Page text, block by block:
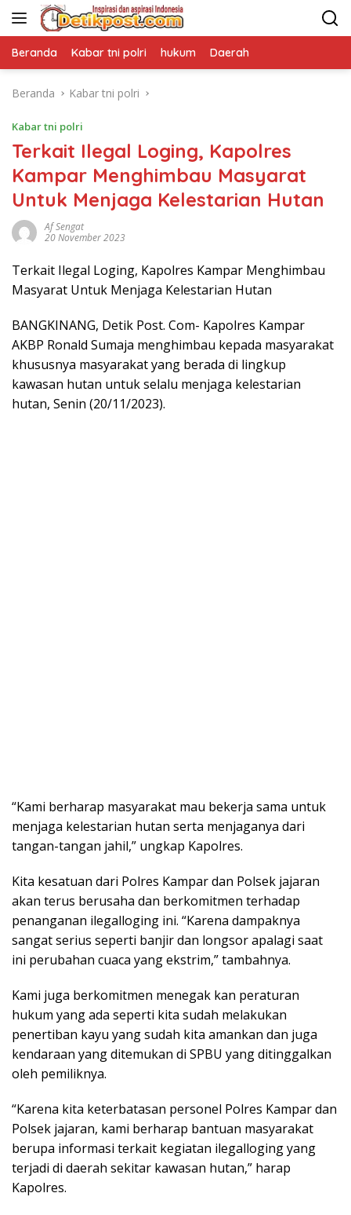
Langsung
Beranda Kabar tni polri hukum Daerah
Beranda Kabar tni polri
Kabar tni polri
Terkait Ilegal Loging, Kapolres
Kampar Menghimbau Masyarat
Untuk Menjaga Kelestarian Hutan
Af Sengat
20 November 2023
Terkait Ilegal Loging, Kapolres Kampar Menghimbau
Masyarat Untuk Menjaga Kelestarian Hutan
BANGKINANG, Detik Post. Com- Kapolres Kampar
AKBP Ronald Sumaja menghimbau kepada masyarakat
khususnya masyarakat yang berada di lingkup
kawasan hutan untuk selalu menjaga kelestarian
hutan, Senin (20/11/2023).
“Kami berharap masyarakat mau bekerja sama untuk
menjaga kelestarian hutan serta menjaganya dari
tangan-tangan jahil,” ungkap Kapolres.
Kita kesatuan dari Polres Kampar dan Polsek jajaran
akan terus berusaha dan berkomitmen terhadap
penanganan ilegalloging ini. “Karena dampaknya
sangat serius seperti banjir dan longsor apalagi saat
ini perubahan cuaca yang ekstrim,” tambahnya.
Kami juga berkomitmen menegak kan peraturan
hukum yang ada seperti kita sudah melakukan
penertiban kayu yang sudah kita amankan dan juga
kendaraan yang ditemukan di SPBU yang ditinggalkan
oleh pemiliknya.
“Karena kita keterbatasan personel Polres Kampar dan
Polsek jajaran, kami berharap bantuan masyarakat
berupa informasi terkait kegiatan ilegalloging yang
terjadi di daerah sekitar kawasan hutan,” harap
Kapolres.